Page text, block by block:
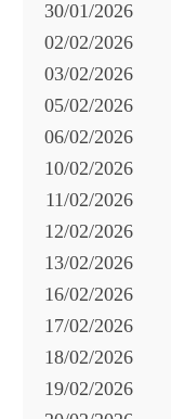
30/01/2026
02/02/2026
03/02/2026
05/02/2026
06/02/2026
10/02/2026
11/02/2026
12/02/2026
13/02/2026
16/02/2026
17/02/2026
18/02/2026
19/02/2026